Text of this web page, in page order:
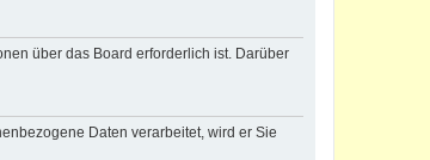
über das Board erforderlich ist. Darüber
Daten verarbeitet, wird er Sie